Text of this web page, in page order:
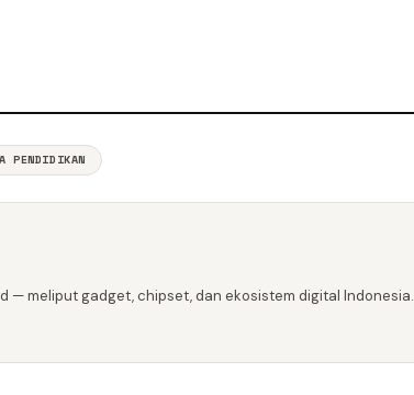
PENDIDIKAN
— meliput gadget, chipset, dan ekosistem digital Indonesia.